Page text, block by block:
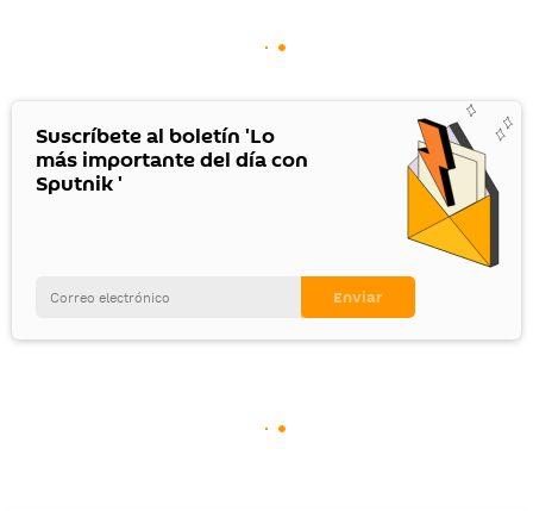
Suscríbete al boletín 'Lo
más importante del día con
Sputnik '